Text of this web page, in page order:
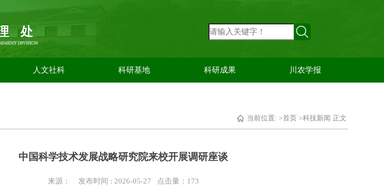
处
人文社科 科研基地 科研成果 川农学报
当前位置: >首页 >科技新闻 正文
中国科学技术发展战略研究院来校开展调研座谈
来源： 发布时间 : 2026-05-27 点击量： 173